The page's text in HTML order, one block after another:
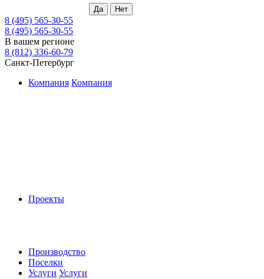
8 (495) 565-30-55
8 (495) 565-30-55
В вашем регионе
8 (812) 336-60-79
Санкт-Петербург
Компания Компания
Проекты
Производство
Поселки
Услуги Услуги